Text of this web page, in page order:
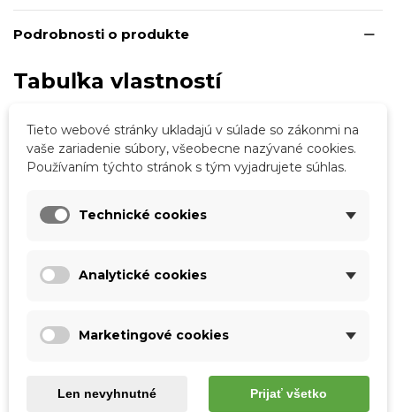
Podrobnosti o produkte
Tabuľka vlastností
Farba
Fuksia
Čierna
Materiál
Eko koža
Vzor
So vzorom
Pohlavie
Crossbody
Tieto webové stránky ukladajú v súlade so zákonmi na
vaše zariadenie súbory, všeobecne nazývané cookies.
Používaním týchto stránok s tým vyjadrujete súhlas.
Technické cookies
Analytické cookies
Marketingové cookies
Len nevyhnutné Prijať všetko